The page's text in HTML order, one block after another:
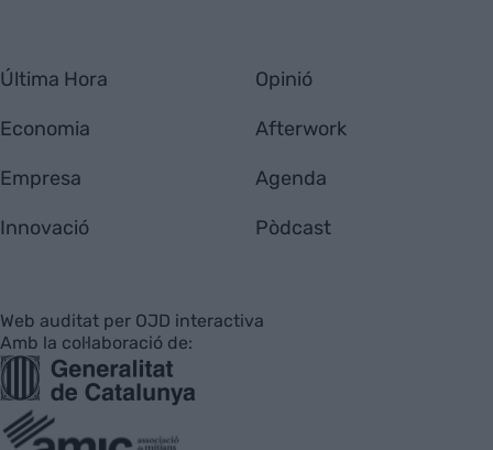
Última Hora
Economia
Empresa
Innovació
Opinió
Afterwork
Agenda
Pòdcast
Web auditat per OJD interactiva
Amb la col·laboració de: